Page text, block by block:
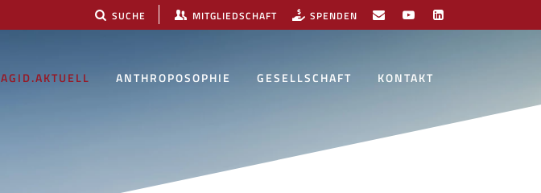
SUCHE MITGLIEDSCHAFT SPENDEN
AGID.AKTUELL ANTHROPOSOPHIE GESELLSCHAFT KONTAKT